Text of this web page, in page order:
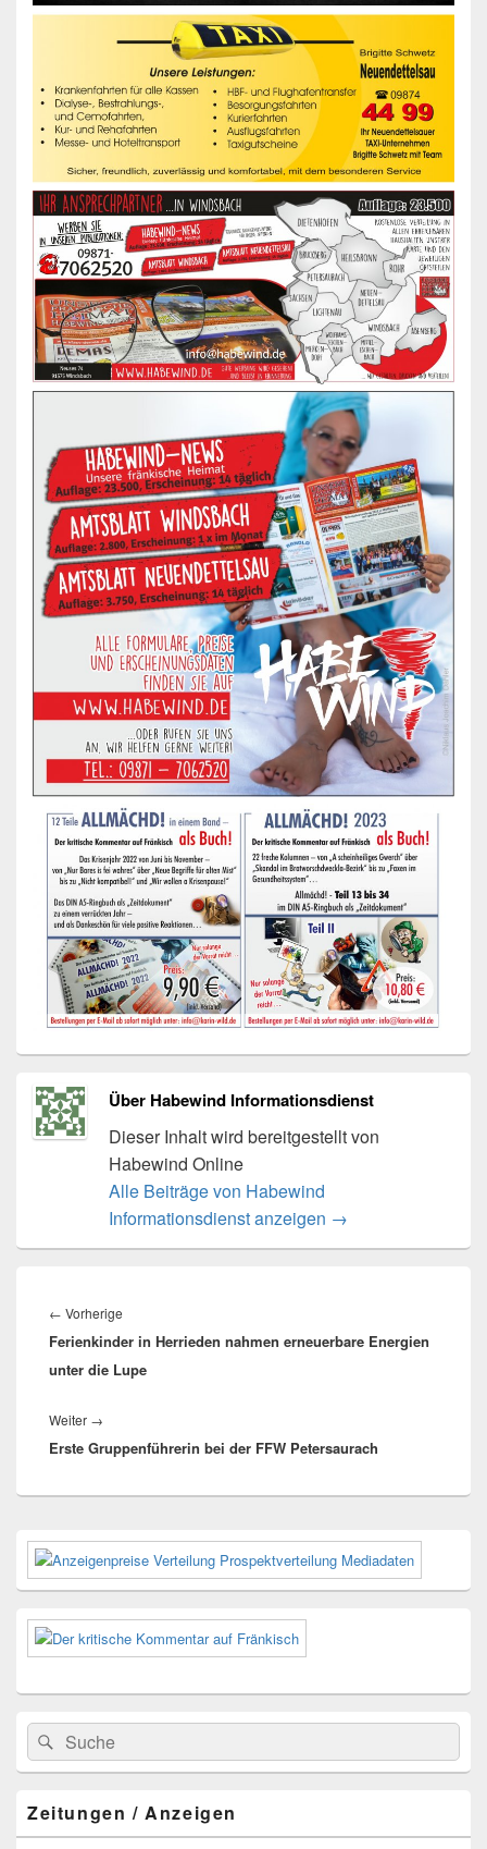
Über Habewind Informationsdienst
Dieser Inhalt wird bereitgestellt von
Habewind Online
Alle Beiträge von Habewind
Informationsdienst anzeigen →
← Vorherige
Beitrag:
Ferienkinder in Herrieden nahmen erneuerbare Energien
unter die Lupe
Weiter →
Beitrag:
Erste Gruppenführerin bei der FFW Petersaurach
Primärer
Seitenleisten-
Widgetbereich
Suchen
nach:
Suchen
Zeitungen / Anzeigen